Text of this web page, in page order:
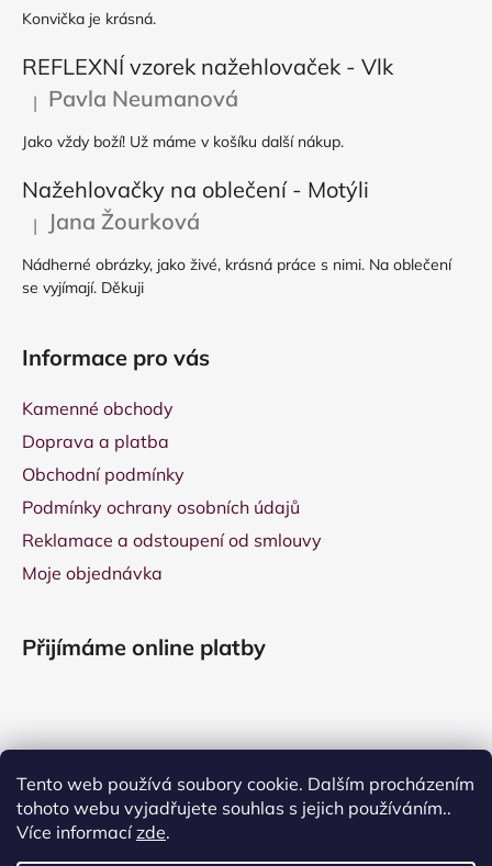
Tento web používá soubory cookie. Dalším procházením
tohoto webu vyjadřujete souhlas s jejich používáním..
Více informacízde.
Konvička je krásná.
REFLEXNÍ vzorek nažehlovaček - Vlk
Hodnocení produktu je 5 z 5 hvězdiček.
| Pavla Neumanová
Jako vždy boží! Už máme v košíku další nákup.
Nažehlovačky na oblečení - Motýli
Hodnocení produktu je 5 z 5 hvězdiček.
| Jana Žourková
Nádherné obrázky, jako živé, krásná práce s nimi. Na oblečení
se vyjímají. Děkuji
Informace pro vás
Kamenné obchody
Doprava a platba
Obchodní podmínky
Podmínky ochrany osobních údajů
Reklamace a odstoupení od smlouvy
Moje objednávka
Přijímáme online platby